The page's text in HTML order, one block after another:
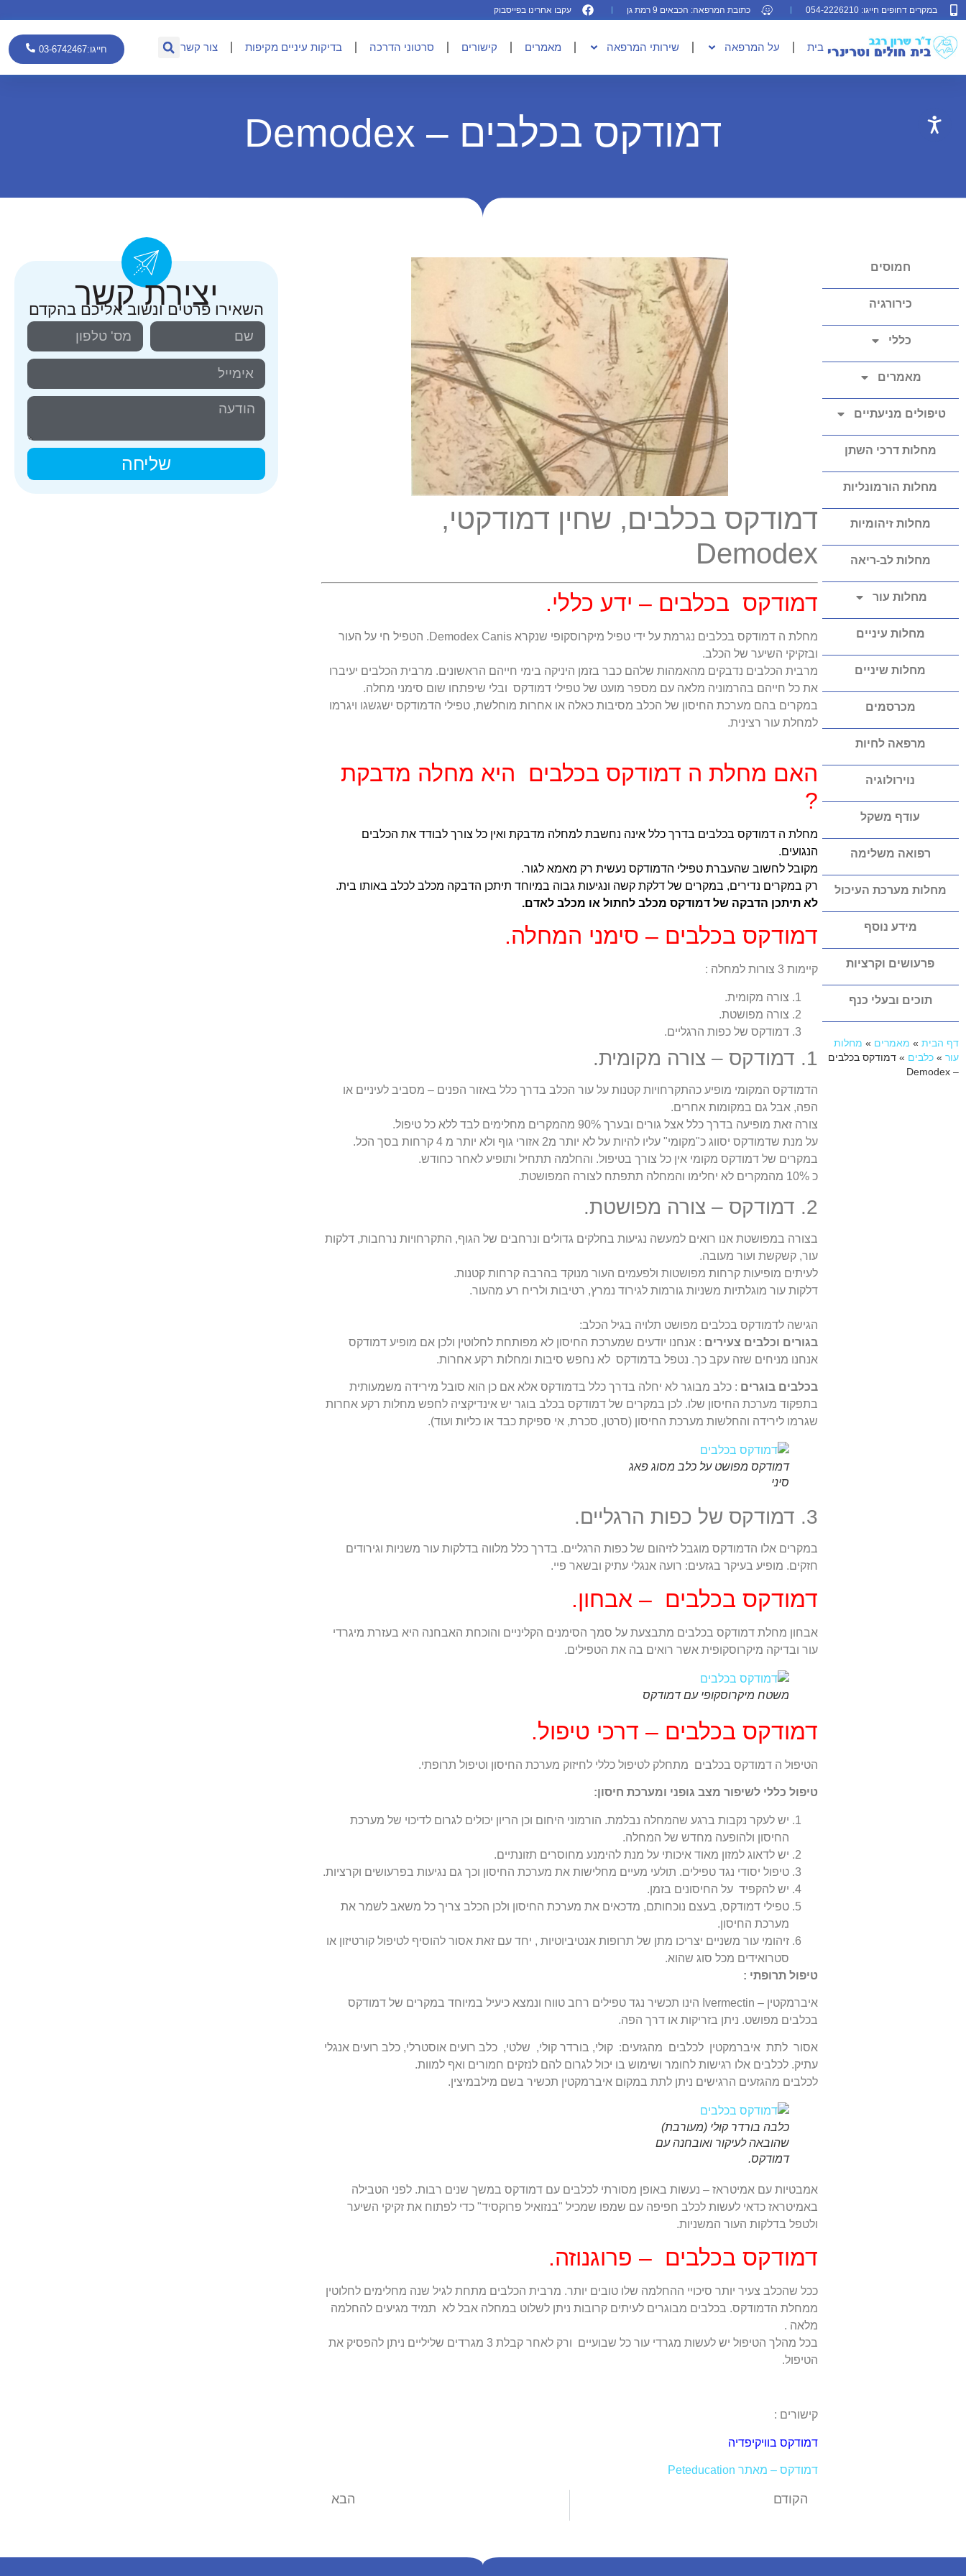
במקרים דחופים חייגו: 054-2226210 כתובת המרפאה: הכבאים 9 רמת גן עקבו אחרינו בפייסבוק
בית על המרפאה שירותי המרפאה מאמרים קישורים סרטוני הדרכה בדיקות עיניים מקיפות צור קשר חייגו:03-6742467
דמודקס בכלבים – Demodex
יצירת קשר
השאירו פרטים ונשוב אליכם בהקדם
שליחה
חמוסים
כירורגיה
כללי
מאמרים
טיפולים מניעתיים
מחלות דרכי השתן
מחלות הורמונליות
מחלות זיהומיות
מחלות לב-ריאה
מחלות עור
מחלות עיניים
מחלות שיניים
מכרסמים
מרפאה לחיות
נוירולוגיה
עודף משקל
רפואה משלימה
מחלות מערכת העיכול
מידע נוסף
פרעושים וקרציות
תוכים ובעלי כנף
דף הבית » מאמרים » מחלות
עור » כלבים » דמודקס בכלבים
– Demodex
דמודקס בכלבים, שחין דמודקטי,
Demodex
דמודקס בכלבים – ידע כללי.
מחלת ה דמודקס בכלבים נגרמת על ידי טפיל מיקרוסקופי שנקרא Demodex Canis. הטפיל חי על העור
ובזקיקי השיער של הכלב.
מרבית הכלבים נדבקים מהאמהות שלהם כבר בזמן היניקה בימי חייהם הראשונים. מרבית הכלבים יעיברו
את כל חייהם בהרמוניה מלאה עם מספר מועט של טפילי דמודקס ובלי שיפתחו שום סימני מחלה.
במקרים בהם מערכת החיסון של הכלב מסיבות כאלה או אחרות מוחלשת, טפילי הדמודקס ישגשגו ויגרמו
למחלת עור רצינית.
האם מחלת ה דמודקס בכלבים היא מחלה מדבקת
?
מחלת ה דמודקס בכלבים בדרך כלל אינה נחשבת למחלה מדבקת ואין כל צורך לבודד את הכלבים
הנגועים.
מקובל לחשוב שהעברת טפילי הדמודקס נעשית רק מאמא לגור.
רק במקרים נדירים, במקרים של דלקת קשה ונגיעות גבוה במיוחד תיתכן הדבקה מכלב לכלב באותו בית.
לא תיתכן הדבקה של דמודקס מכלב לחתול או מכלב לאדם.
דמודקס בכלבים – סימני המחלה.
קיימות 3 צורות למחלה :
צורה מקומית.
צורה מפושטת.
דמודקס של כפות הרגליים.
1. דמודקס – צורה מקומית.
הדמודקס המקומי מופיע כהתקרחויות קטנות על עור הכלב בדרך כלל באזור הפנים – מסביב לעיניים או
הפה, אבל גם במקומות אחרים.
צורה זאת מופיעה בדרך כלל אצל גורים ובערך 90% מהמקרים מחלימים לבד ללא כל טיפול.
על מנת שדמודקס יסווג כ"מקומי" עליו להיות על לא יותר מ2 אזורי גוף ולא יותר מ 4 קרחות בסך הכל.
במקרים של דמודקס מקומי אין כל צורך בטיפול. והחלמה תתחיל ותופיע לאחר כחודש.
כ 10% מהמקרים לא יחלימו והמחלה תתפתח לצורה המפושטת.
2. דמודקס – צורה מפושטת.
בצורה במפושטת אנו רואים למעשה נגיעות בחלקים גדולים ונרחבים של הגוף, התקרחויות נרחבות, דלקות
עור, קשקשת ועור מעובה.
לעיתים מופיעות קרחות מפושטות ולפעמים העור מנוקד בהרבה קרחות קטנות.
דלקות עור מוגלתיות משניות גורמות לגירוד נמרץ, רטיבות ולריח רע מהעור.
הגישה לדמודקס בכלבים מפושט תלויה בגיל הכלב:
בגורים וכלבים צעירים : אנחנו יודעים שמערכת החיסון לא מפותחת לחלוטין ולכן אם מופיע דמודקס
אנחנו מניחים שזה עקב כך. נטפל בדמודקס לא נחפש סיבות ומחלות רקע אחרות.
בכלבים בוגרים : כלב מבוגר לא יחלה בדרך כלל בדמודקס אלא אם כן הוא סובל מירידה משמעותית
בתפקוד מערכת החיסון שלו. לכן במקרים של דמודקס בכלב בוגר יש אינדיקציה לחפש מחלות רקע אחרות
שגרמו לירידה והחלשות מערכת החיסון (סרטן, סכרת, אי ספיקת כבד או כליות ועוד).
דמודקס מפושט על כלב מסוג פאג
סיני
3. דמודקס של כפות הרגליים.
במקרים אלו הדמודקס מוגבל לזיהום של כפות הרגליים. בדרך כלל מלווה בדלקות עור משניות וגירודים
חזקים. מופיע בעיקר בגזעים: רועה אנגלי עתיק ובשאר פיי.
דמודקס בכלבים – אבחון.
אבחון מחלת דמודקס בכלבים מתבצעת על סמך הסימנים הקליניים והוכחת האבחנה היא בעזרת מיגרדי
עור ובדיקה מיקרוסקופית אשר רואים בה את הטפילים.
משטח מיקרוסקופי עם דמודקס
דמודקס בכלבים – דרכי טיפול.
הטיפול ה דמודקס בכלבים מתחלק לטיפול כללי לחיזוק מערכת החיסון וטיפול תרופתי.
טיפול כללי לשיפור מצב גופני ומערכת חיסון:
יש לעקר נקבות ברגע שהמחלה נבלמת. הורמוני היחום וכן הריון יכולים לגרום לדיכוי של מערכת
החיסון ולהופעה מחדש של המחלה.
יש לדאוג למזון מאוד איכותי על מנת להימנע מחוסרים תזונתיים.
טיפול יסודי נגד טפילים. תולעי מעיים מחלישות את מערכת החיסון וכך גם נגיעות בפרעושים וקרציות.
יש להקפיד על החיסונים בזמן.
טפילי דמודקס, בעצם נוכחותם, מדכאים את מערכת החיסון ולכן הכלב צריך כל משאב לשמר את
מערכת החיסון.
זיהומי עור משניים יצריכו מתן של תרופות אנטיביוטיות , יחד עם זאת אסור להוסיף לטיפול קורטיזון או
סטרואידים מכל סוג שהוא.
טיפול תרופתי :
איברמקטין – Ivermectin הינו תכשיר נגד טפילים רחב טווח ונמצא כיעיל במיוחד במקרים של דמודקס
בכלבים מפושט. ניתן בזריקות או דרך הפה.
אסור לתת איברמקטין לכלבים מהגזעים: קולי, בורדר קולי, שלטי, כלב רועים אוסטרלי, כלב רועים אנגלי
עתיק. לכלבים אלו רגישות לחומר ושימוש בו יכול לגרום להם לנזקים חמורים ואף למוות.
לכלבים מהגזעים הרגישים ניתן לתת במקום איברמקטין תכשיר בשם מילבמיצין.
כלבה בורדר קולי (מעורבת)
שהובאה לעיקור ואובחנה עם
דמודקס.
אמבטיות עם אמיטראז – נעשות באופן מסורתי לכלבים עם דמודקס במשך שנים רבות. לפני הטבילה
באמיטראז כדאי לעשות לכלב חפיפה עם שמפו שמכיל "בנזואיל פרוקסיד" כדי לפתוח את זקיקי השיער
ולטפל בדלקות העור המשניות.
דמודקס בכלבים – פרוגנוזה.
ככל שהכלב צעיר יותר סיכויי ההחלמה שלו טובים יותר. מרבית הכלבים מתחת לגיל שנה מחלימים לחלוטין
ממחלת הדמודקס. בכלבים מבוגרים לעיתים קרובות ניתן לשלוט במחלה אבל לא תמיד מגיעים להחלמה
מלאה .
בכל מהלך הטיפול יש לעשות מגרדי עור כל שבועיים ורק לאחר קבלת 3 מגרדים שליליים ניתן להפסיק את
הטיפול.
קישורים :
דמודקס בוויקיפדיה
דמודקס – מאתר Peteducation
הקודם הבא